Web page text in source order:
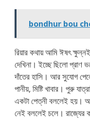
bondhur bou
রিয়ার কথায় আমি ঈষৎ
দেখিনা। ইচ্ছে ছিলো প্রাণ
দাঁতের হাসি। আর সুযোগ
পানীয়, মিষ্টি খাবার। পুরু
একটা পেত্নী বললেই হয়।
নেই বললেই চলে। রাজ্যের